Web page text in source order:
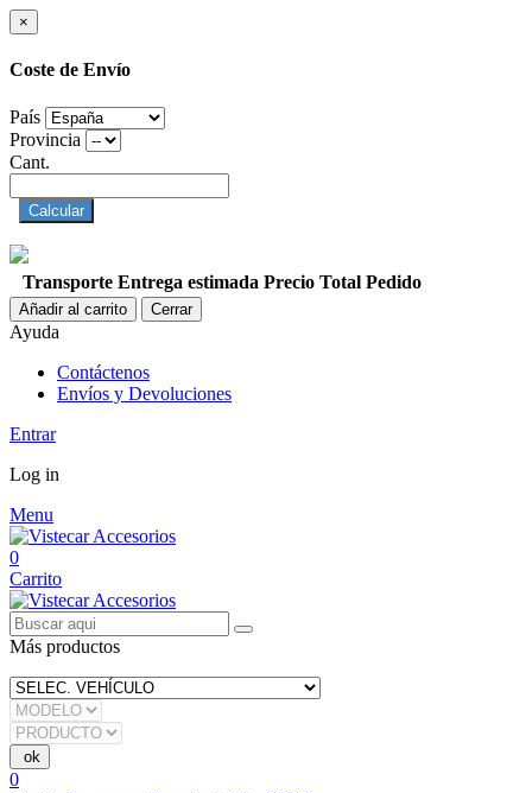
×
Coste de Envío
País
Provincia
Cant.
Calcular
Transporte Entrega estimada Precio Total Pedido
Añadir al carrito Cerrar
Ayuda
Contáctenos
Envíos y Devoluciones
Entrar
Log in
Menu
0
Carrito
Más productos
0